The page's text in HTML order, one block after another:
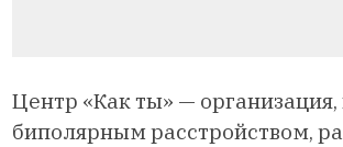
Центр «Как ты» —
биполярным расстройством,